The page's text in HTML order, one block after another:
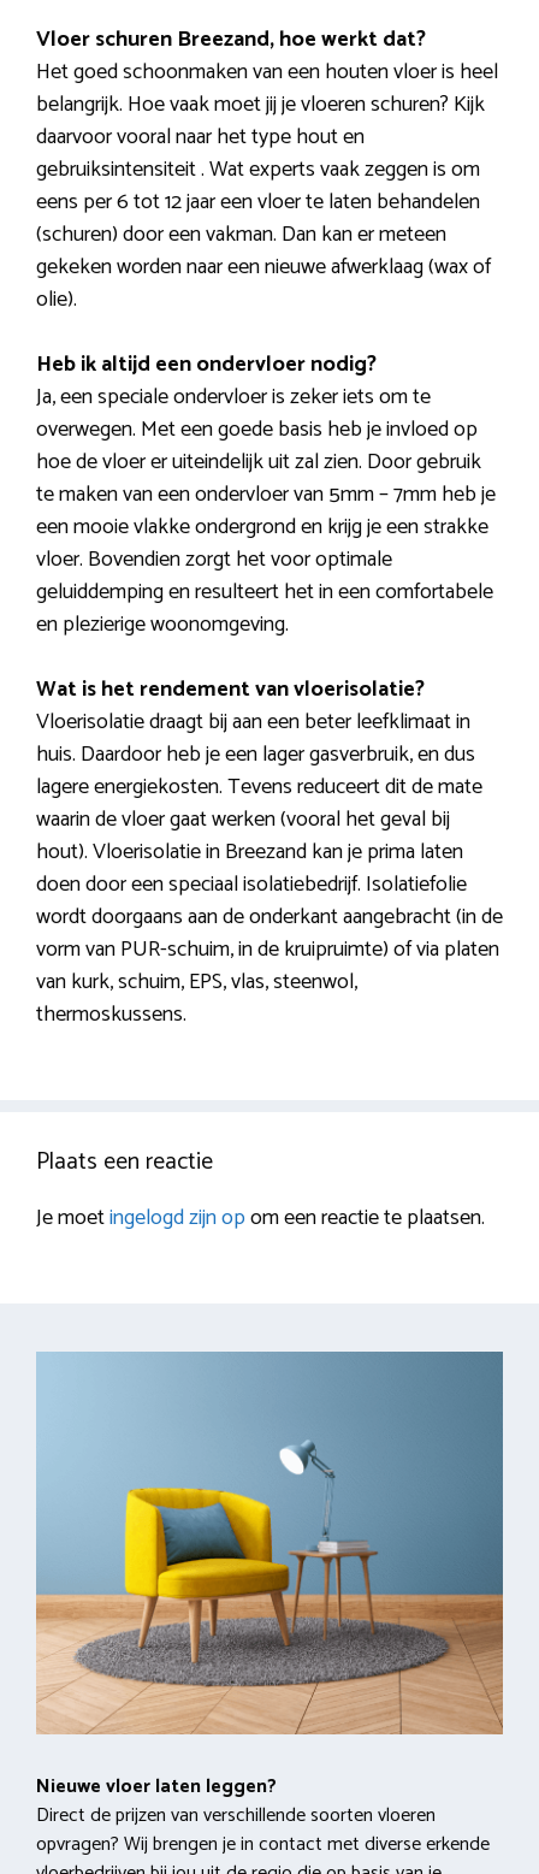
Vloer schuren Breezand, hoe werkt dat?
Het goed schoonmaken van een houten vloer is heel
belangrijk. Hoe vaak moet jij je vloeren schuren? Kijk
daarvoor vooral naar het type hout en
gebruiksintensiteit . Wat experts vaak zeggen is om
eens per 6 tot 12 jaar een vloer te laten behandelen
(schuren) door een vakman. Dan kan er meteen
gekeken worden naar een nieuwe afwerklaag (wax of
olie).
Heb ik altijd een ondervloer nodig?
Ja, een speciale ondervloer is zeker iets om te
overwegen. Met een goede basis heb je invloed op
hoe de vloer er uiteindelijk uit zal zien. Door gebruik
te maken van een ondervloer van 5mm – 7mm heb je
een mooie vlakke ondergrond en krijg je een strakke
vloer. Bovendien zorgt het voor optimale
geluiddemping en resulteert het in een comfortabele
en plezierige woonomgeving.
Wat is het rendement van vloerisolatie?
Vloerisolatie draagt bij aan een beter leefklimaat in
huis. Daardoor heb je een lager gasverbruik, en dus
lagere energiekosten. Tevens reduceert dit de mate
waarin de vloer gaat werken (vooral het geval bij
hout). Vloerisolatie in Breezand kan je prima laten
doen door een speciaal isolatiebedrijf. Isolatiefolie
wordt doorgaans aan de onderkant aangebracht (in de
vorm van PUR-schuim, in de kruipruimte) of via platen
van kurk, schuim, EPS, vlas, steenwol,
thermoskussens.
Plaats een reactie
Je moetingelogd zijn opom een reactie te plaatsen.
Nieuwe vloer laten leggen?
Direct de prijzen van verschillende soorten vloeren
opvragen? Wij brengen je in contact met diverse erkende